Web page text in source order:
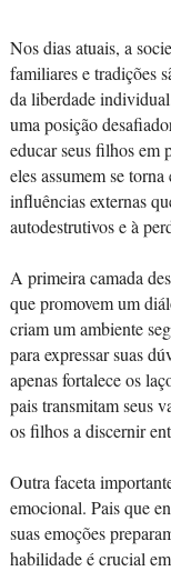
Nos dias atuais, a
familiares e tradições
da liberdade
uma posição
educar seus filhos em
eles assumem se
influências externas
autodestrutivos e à
A primeira camada
que promovem um
criam um ambiente
para expressar suas
apenas fortalece os
pais transmitam seus
os filhos a discernir
Outra faceta
emocional. Pais que
suas emoções
habilidade é crucial